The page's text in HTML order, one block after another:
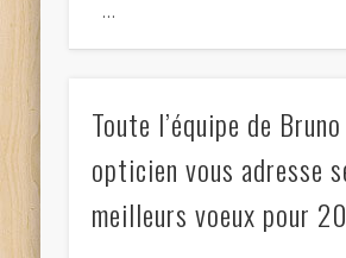
…
Toute l’équipe de
opticien vous adresse
meilleurs voeux pour